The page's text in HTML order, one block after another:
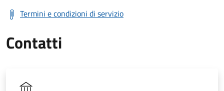
Termini e condizioni di servizio
Contatti